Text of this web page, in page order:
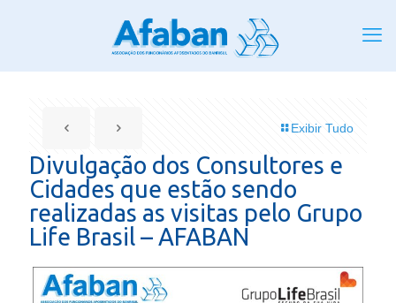
Exibir Tudo
Divulgação dos Consultores e
Cidades que estão sendo
realizadas as visitas pelo Grupo
Life Brasil – AFABAN